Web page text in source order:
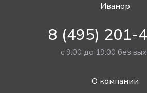
Иванор
8 (495) 201-
с 9:00 до 19:00 без
О компании